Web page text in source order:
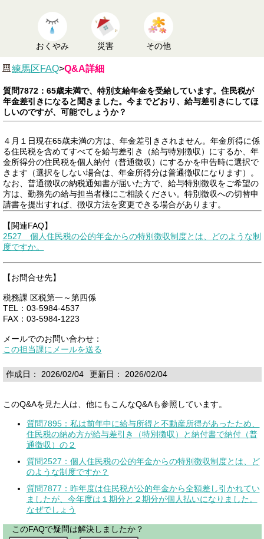
おくやみ 災害 その他
練馬区FAQ>Q&A詳細
質問7872：65歳未満で、特別支給年金を受給しています。住民税が
年金差引きになると聞きました。今までどおり、給与差引きにしてほ
しいのですが、可能でしょうか？
４月１日現在65歳未満の方は、年金差引きされません。年金所得に係
る住民税を含めてすべてを給与差引き（給与特別徴収）にするか、年
金所得分の住民税を個人納付（普通徴収）にするかを申告時に選択で
きます（選択をしない場合は、年金所得分は普通徴収になります）。
なお、普通徴収の納税通知書が届いた方で、給与特別徴収をご希望の
方は、勤務先の給与担当者様にご相談ください。特別徴収への切替申
請書を提出すれば、徴収方法を変更できる場合があります。
【関連FAQ】
2527 個人住民税の公的年金からの特別徴収制度とは、どのような制
度ですか。
【お問合せ先】
税務課 区税第一～第四係
TEL：03-5984-4537
FAX：03-5984-1223
メールでのお問い合わせ：
この担当課にメールを送る
作成日： 2026/02/04 更新日： 2026/02/04
このQ&Aを見た人は、他にもこんなQ&Aも参照しています。
質問7895：私は前年中に給与所得と不動産所得があったため、
住民税の納め方が給与差引き（特別徴収）と納付書で納付（普
通徴収）の２
質問2527：個人住民税の公的年金からの特別徴収制度とは、ど
のような制度ですか？
質問7877：昨年度は住民税が公的年金から全額差し引かれてい
ましたが、今年度は１期分と２期分が個人払いになりました。
なぜでしょう
このFAQで疑問は解決しましたか？